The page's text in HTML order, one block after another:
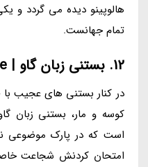
هالوپینو دیده می گردد و
تمام جهانست.
12. بستنی زبان گاو | Beef tongue
در کنار بستنی های عجیب
کوسه و مار، بستنی زبان
است که در پارک موضوعی
امتحان کردنش شجاعت